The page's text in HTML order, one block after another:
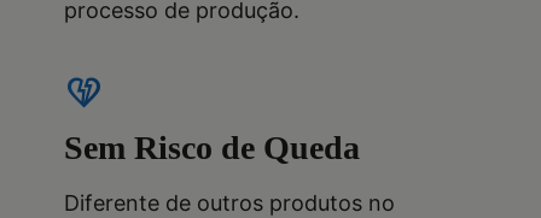
processo de produção.
heart_broken
Sem Risco de Queda
Diferente de outros produtos no